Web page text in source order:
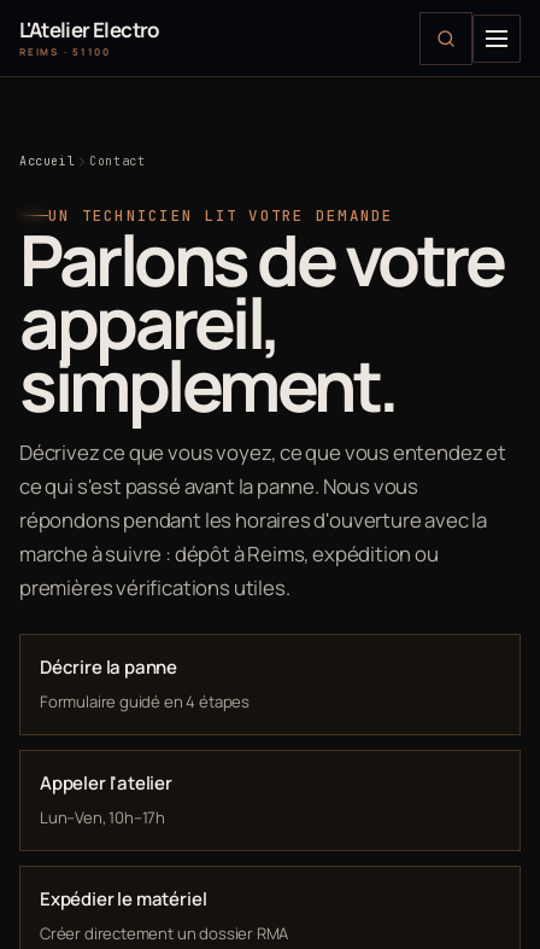
L'Atelier Electro
REIMS · 51100
Accueil Contact
UN TECHNICIEN LIT VOTRE DEMANDE
Parlons de votre
appareil,
simplement.
Décrivez ce que vous voyez, ce que vous entendez et
ce qui s'est passé avant la panne. Nous vous
répondons pendant les horaires d'ouverture avec la
marche à suivre : dépôt à Reims, expédition ou
premières vérifications utiles.
Décrire la panne
Formulaire guidé en 4 étapes
Appeler l'atelier
Lun–Ven, 10h–17h
Expédier le matériel
Créer directement un dossier RMA